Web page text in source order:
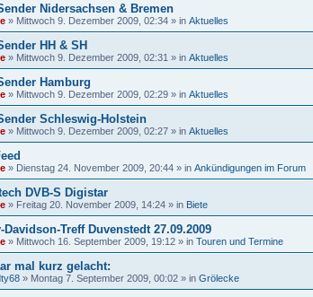
Nidersachsen & Bremen
» Mittwoch 9. Dezember 2009, 02:34 » in Aktuelles
HH & SH
» Mittwoch 9. Dezember 2009, 02:31 » in Aktuelles
Hamburg
» Mittwoch 9. Dezember 2009, 02:29 » in Aktuelles
Schleswig-Holstein
» Mittwoch 9. Dezember 2009, 02:27 » in Aktuelles
» Dienstag 24. November 2009, 20:44 » in Ankündigungen im Forum
DVB-S Digistar
» Freitag 20. November 2009, 14:24 » in Biete
Davidson-Treff Duvenstedt 27.09.2009
» Mittwoch 16. September 2009, 19:12 » in Touren und Termine
mal kurz gelacht:
» Montag 7. September 2009, 00:02 » in Grölecke